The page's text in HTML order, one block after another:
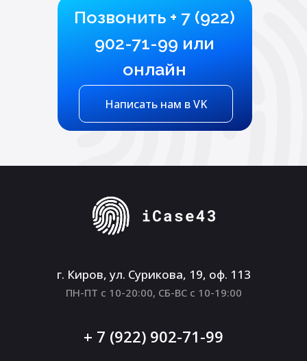
Позвонить + 7 (922)
902-71-99 или
онлайн
Написать нам в VK
г. Киров, ул. Сурикова, 19, оф. 113
ПН-ПТ с 10-20:00, СБ-ВС с 10-19:00
+ 7 (922) 902-71-99